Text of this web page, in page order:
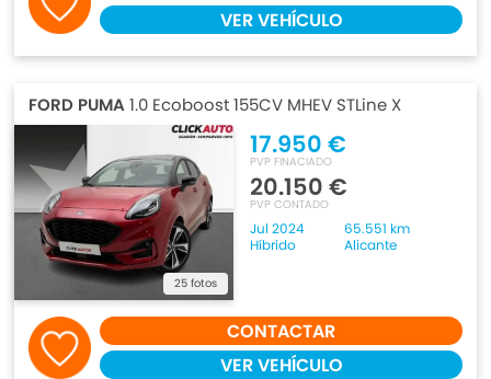
VER VEHÍCULO
FORD PUMA1.0 Ecoboost 155CV MHEV STLine X
25 fotos
17.950 €
PVP FINACIADO
20.150 €
PVP CONTADO
Jul 2024
65.551 km
Híbrido
Alicante
CONTACTAR
VER VEHÍCULO